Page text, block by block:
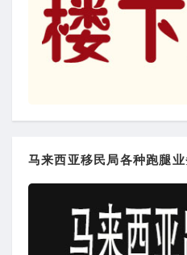
马来西亚移民局各种跑腿业